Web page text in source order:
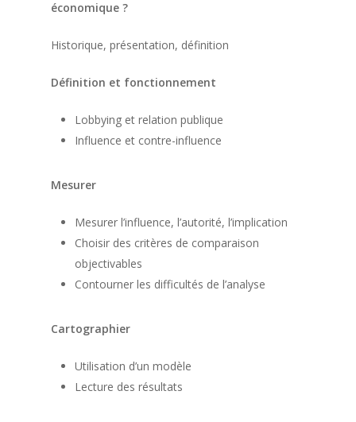
économique ?
Historique, présentation, définition
Définition et fonctionnement
Lobbying et relation publique
Influence et contre-influence
Mesurer
Mesurer l’influence, l’autorité, l’implication
Choisir des critères de comparaison
objectivables
Contourner les difficultés de l’analyse
Cartographier
Utilisation d’un modèle
Lecture des résultats